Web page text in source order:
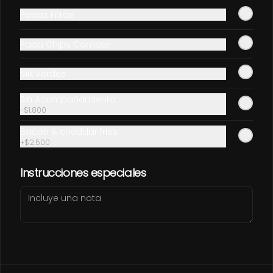
Redes sociales
Instagram
Mi cuenta
-$1.800
+$2.500
Instrucciones especiales